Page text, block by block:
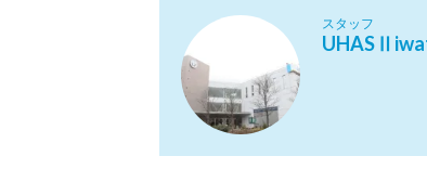
スタッフ